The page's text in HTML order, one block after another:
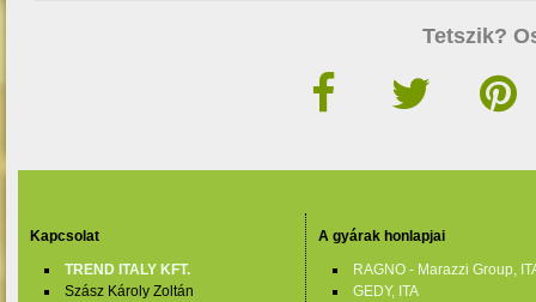
Tetszik?
Kapcsolat
TREND ITALY KFT.
Szász Károly Zoltán
A gyárak honlapjai
RAGNO - Marazzi Group,
GEDY, ITA